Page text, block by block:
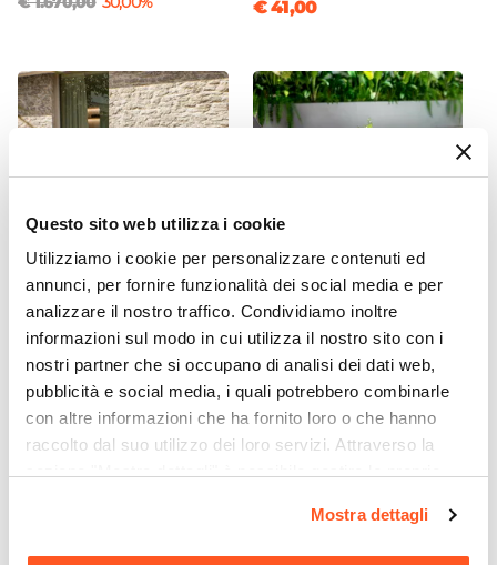
Questo sito web utilizza i cookie
Utilizziamo i cookie per personalizzare contenuti ed
annunci, per fornire funzionalità dei social media e per
analizzare il nostro traffico. Condividiamo inoltre
informazioni sul modo in cui utilizza il nostro sito con i
nostri partner che si occupano di analisi dei dati web,
pubblicità e social media, i quali potrebbero combinarle
con altre informazioni che ha fornito loro o che hanno
raccolto dal suo utilizzo dei loro servizi. Attraverso la
momento. Per maggiori informazioni si invita a leggere la
Mostra dettagli
€ 41,00
CODICE:PRD-2GR
Set pranzo tavolo 90x90 cm
e 4 sedie pieghevoli con
braccioli in legno di acacia e
corda grigia - Yadira
€ 312,00
CODICE:LGN-6VL
Tavolino da giardino
rotondo 70 cm in acciaio
verde oliva - Lagon
€ 44,99